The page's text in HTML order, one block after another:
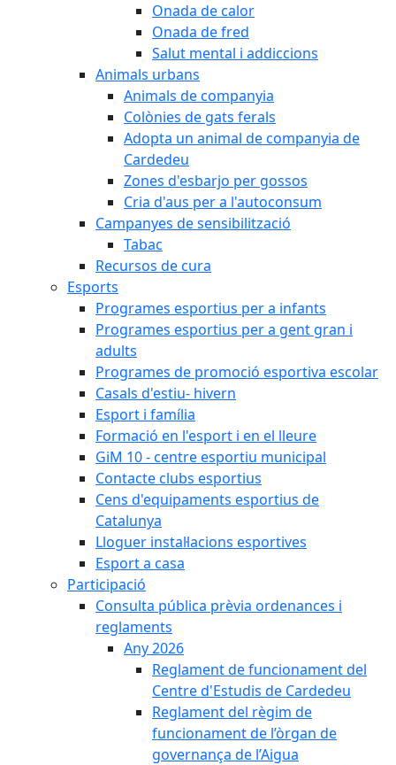
Onada de calor
Onada de fred
Salut mental i addiccions
Animals urbans
Animals de companyia
Colònies de gats ferals
Adopta un animal de companyia de
Cardedeu
Zones d'esbarjo per gossos
Cria d'aus per a l'autoconsum
Campanyes de sensibilització
Tabac
Recursos de cura
Esports
Programes esportius per a infants
Programes esportius per a gent gran i
adults
Programes de promoció esportiva escolar
Casals d'estiu- hivern
Esport i família
Formació en l'esport i en el lleure
GiM 10 - centre esportiu municipal
Contacte clubs esportius
Cens d'equipaments esportius de
Catalunya
Lloguer instal·lacions esportives
Esport a casa
Participació
Consulta pública prèvia ordenances i
reglaments
Any 2026
Reglament de funcionament del
Centre d'Estudis de Cardedeu
Reglament del règim de
funcionament de l’òrgan de
governança de l’Aigua